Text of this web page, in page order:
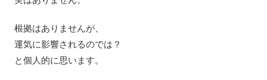
根拠はありませんが、
運気に影響されるのでは？
と個人的に思います。